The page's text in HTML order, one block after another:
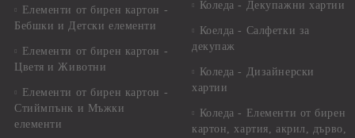
Елементи от бирен картон -
Бебшки и Детски елементи
Елементи от бирен картон -
Цветя и Животни
Елементи от бирен картон -
Стиймпънк и Мъжки
елементи
Коледа - Декупажни хартии
Коелда - Салфетки за
декупаж
Коледа - Дизайнерски
хартии
Коледа - Eлементи от бирен
картон, хартия, акрил, дърво,